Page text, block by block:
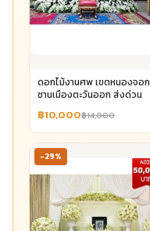
ดอกไม้งานศพ เขตหนองจอก
ชานเมืองตะวันออก ส่งด่วน
฿10,000฿14,000
-29%